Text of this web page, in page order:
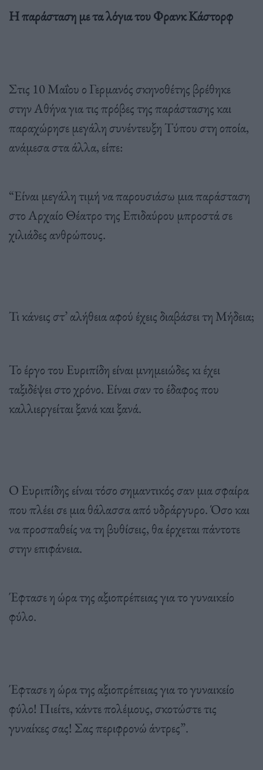
Η παράσταση με τα λόγια του Φρανκ Κάστορφ
Στις 10 Μαΐου ο Γερμανός σκηνοθέτης βρέθηκε
στην Αθήνα για τις πρόβες της παράστασης και
παραχώρησε μεγάλη συνέντευξη Τύπου στη οποία,
ανάμεσα στα άλλα, είπε:
“Είναι μεγάλη τιμή να παρουσιάσω μια παράσταση
στο Αρχαίο Θέατρο της Επιδαύρου μπροστά σε
χιλιάδες ανθρώπους.
Τι κάνεις στ’ αλήθεια αφού έχεις διαβάσει τη Μήδεια;
Το έργο του Ευριπίδη είναι μνημειώδες κι έχει
ταξιδέψει στο χρόνο. Είναι σαν το έδαφος που
καλλιεργείται ξανά και ξανά.
Ο Ευριπίδης είναι τόσο σημαντικός σαν μια σφαίρα
που πλέει σε μια θάλασσα από υδράργυρο. Όσο και
να προσπαθείς να τη βυθίσεις, θα έρχεται πάντοτε
στην επιφάνεια.
Έφτασε η ώρα της αξιοπρέπειας για το γυναικείο
φύλο.
Έφτασε η ώρα της αξιοπρέπειας για το γυναικείο
φύλο! Πιείτε, κάντε πολέμους, σκοτώστε τις
γυναίκες σας! Σας περιφρονώ άντρες”.